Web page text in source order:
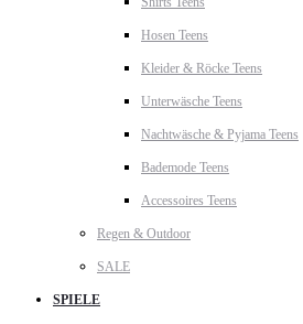
Hosen Teens
Kleider & Röcke Teens
Unterwäsche Teens
Nachtwäsche & Pyjama Teens
Bademode Teens
Accessoires Teens
Regen & Outdoor
SALE
SPIELE